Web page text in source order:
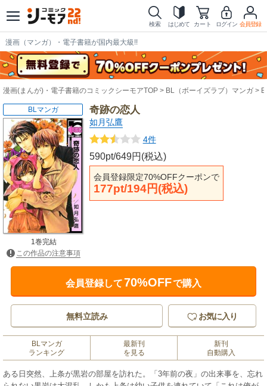
検索 はじめて カート ログイン 会員登録
漫画（マンガ）・電子書籍が国内最大級!!
漫画(まんが)・電子書籍のコミックシーモアTOP BL（ボーイズラブ）マンガ
奇跡の恋人
如月弘鷹
4件
590pt/649円(税込)
会員登録限定70%OFFクーポンで
177pt/194円(税込)
BLマンガ
1巻完結
この作品の注意事項
会員登録して70%OFFで購入
無料立読み お気に入り
BLマンガ
ランキング
最新刊
を見る
新刊
自動購入
ある日突然、上条が黒岩の部屋を訪れた。「3年前の夜」の出来事を、忘れ